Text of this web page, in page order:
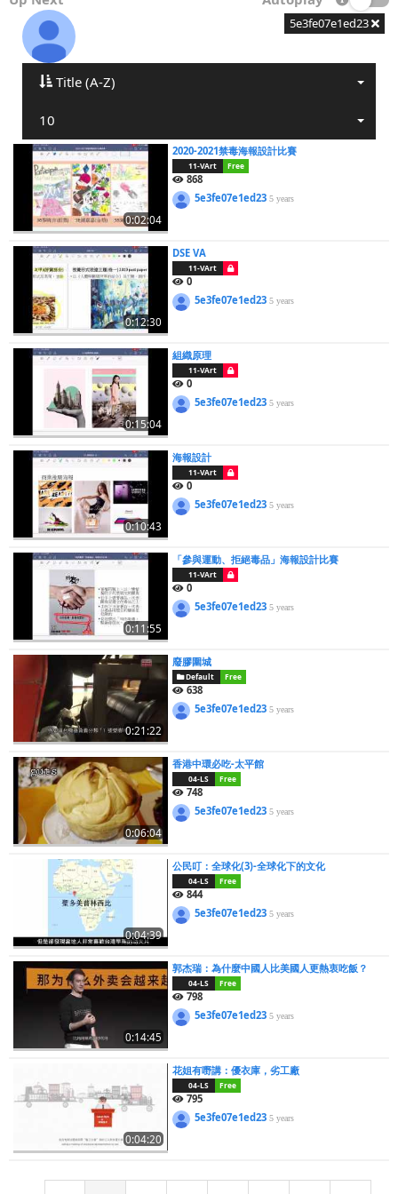
5e3fe07e1ed23
Title (A-Z)
10
0:02:04
2020-2021禁毒海報設計比賽
11-VArt Free
868
5e3fe07e1ed235 years
0:12:30
DSE VA
11-VArt
0
5e3fe07e1ed235 years
0:15:04
組織原理
11-VArt
0
5e3fe07e1ed235 years
0:10:43
海報設計
11-VArt
0
5e3fe07e1ed235 years
0:11:55
「參與運動、拒絕毒品」海報設計比賽
11-VArt
0
5e3fe07e1ed235 years
0:21:22
廢膠圍城
Default Free
638
5e3fe07e1ed235 years
0:06:04
香港中環必吃-太平館
04-LS Free
748
5e3fe07e1ed235 years
0:04:39
公民叮：全球化(3)-全球化下的文化
04-LS Free
844
5e3fe07e1ed235 years
0:14:45
郭杰瑞：為什麼中國人比美國人更熱衷吃飯？
04-LS Free
798
5e3fe07e1ed235 years
0:04:20
花姐有嘢講：優衣庫，劣工廠
04-LS Free
795
5e3fe07e1ed235 years